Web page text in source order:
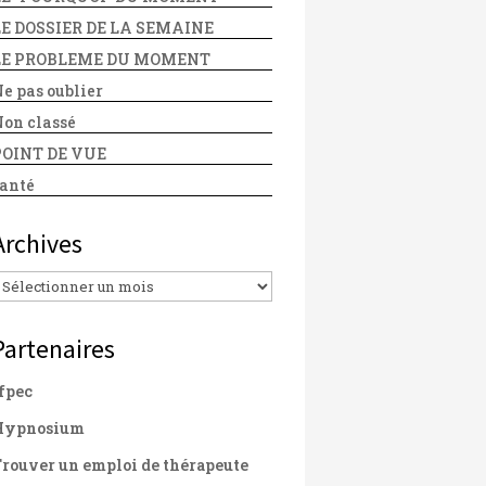
DOSSIER DE LA SEMAINE
PROBLEME DU MOMENT
pas oublier
classé
DE VUE
un emploi de thérapeute